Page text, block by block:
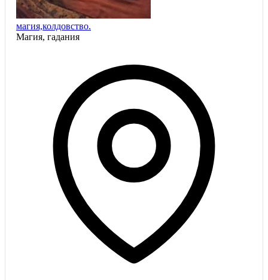
магия,колдовство.
Магия, гадания